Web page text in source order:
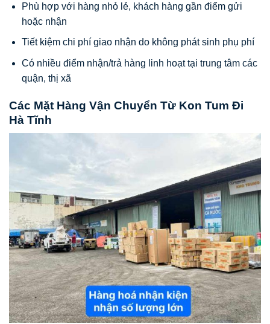
Phù hợp với hàng nhỏ lẻ, khách hàng gần điểm gửi
hoặc nhận
Tiết kiệm chi phí giao nhận do không phát sinh phụ phí
Có nhiều điểm nhận/trả hàng linh hoạt tại trung tâm các
quận, thị xã
Các Mặt Hàng Vận Chuyển Từ Kon Tum Đi
Hà Tĩnh